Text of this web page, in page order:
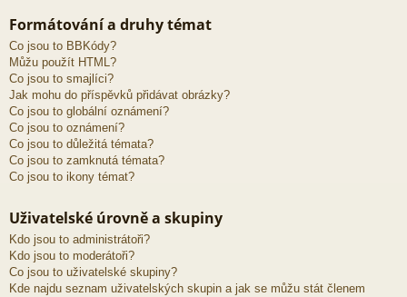
Formátování a druhy témat
Co jsou to BBKódy?
Můžu použít HTML?
Co jsou to smajlíci?
Jak mohu do příspěvků přidávat obrázky?
Co jsou to globální oznámení?
Co jsou to oznámení?
Co jsou to důležitá témata?
Co jsou to zamknutá témata?
Co jsou to ikony témat?
Uživatelské úrovně a skupiny
Kdo jsou to administrátoři?
Kdo jsou to moderátoři?
Co jsou to uživatelské skupiny?
Kde najdu seznam uživatelských skupin a jak se můžu stát členem